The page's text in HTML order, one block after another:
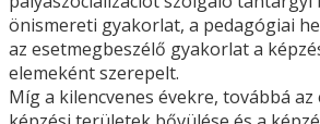
önismereti gyakorlat, a pedagógiai
az esetmegbeszélő gyakorlat a
elemeként szerepelt.
Míg a kilencvenes évekre, továbbá